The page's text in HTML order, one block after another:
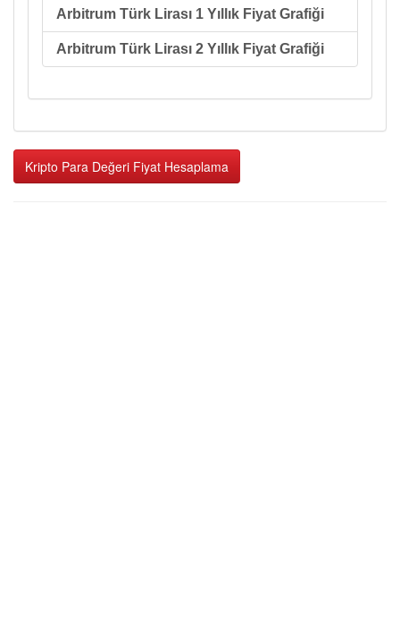
Arbitrum Türk Lirası 1 Yıllık Fiyat Grafiği
Arbitrum Türk Lirası 2 Yıllık Fiyat Grafiği
Kripto Para Değeri Fiyat Hesaplama